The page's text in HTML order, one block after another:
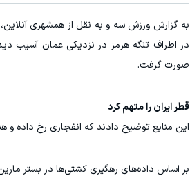
به گزارش ورزش سه و به نقل از همشهری
در اطراف تنگه هرمز در نزدیکی عمان آسیب
صورت گرفت.
قطر ایران را متهم کرد
این منابع توضیح دادند که انفجاری رخ
بر اساس داده‌های رهگیری کشتی‌ها در بستر مارین